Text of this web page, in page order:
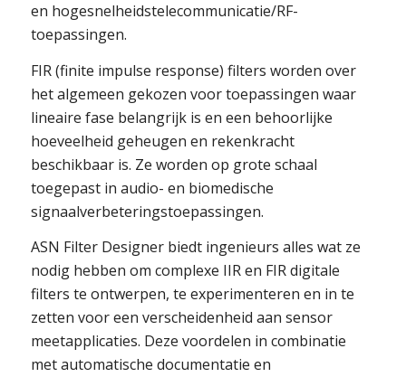
en hogesnelheidstelecommunicatie/RF-
toepassingen.
FIR (finite impulse response) filters worden over
het algemeen gekozen voor toepassingen waar
lineaire fase belangrijk is en een behoorlijke
hoeveelheid geheugen en rekenkracht
beschikbaar is. Ze worden op grote schaal
toegepast in audio- en biomedische
signaalverbeteringstoepassingen.
ASN Filter Designer biedt ingenieurs alles wat ze
nodig hebben om complexe IIR en FIR digitale
filters te ontwerpen, te experimenteren en in te
zetten voor een verscheidenheid aan sensor
meetapplicaties. Deze voordelen in combinatie
met automatische documentatie en